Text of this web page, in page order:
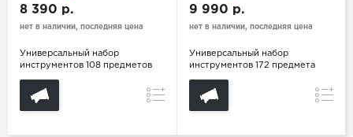
8 390 р.
нет в наличии, последняя цена
Универсальный набор
инструментов 108 предметов
Сравнение
9 990 р.
нет в наличии, последняя цена
Универсальный набор
инструментов 172 предмета